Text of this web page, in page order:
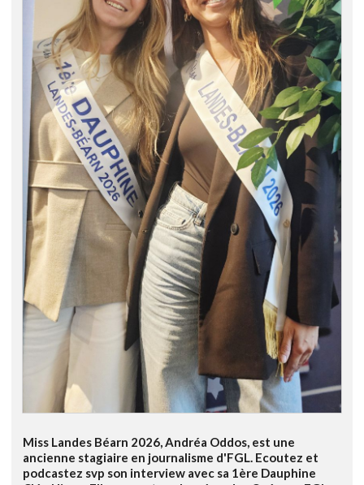
Miss Landes Béarn 2026, Andréa Oddos, est une
ancienne stagiaire en journalisme d'FGL. Ecoutez et
podcastez svp son interview avec sa 1ère Dauphine